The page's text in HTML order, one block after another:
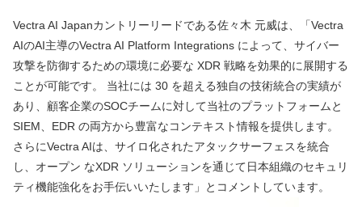
Vectra AI Japanカントリーリードである佐々木 元威は、「Vectra
AIのAI主導のVectra AI Platform Integrations によって、サイバー
攻撃を防御するための環境に必要な XDR 戦略を効果的に展開する
ことが可能です。 当社には 30 を超える独自の技術統合の実績が
あり、顧客企業のSOCチームに対して当社のプラットフォームと
SIEM、EDR の両方から豊富なコンテキスト情報を提供します。
さらにVectra AIは、サイロ化されたアタックサーフェスを統合
し、オープン なXDR ソリューションを通じて日本組織のセキュリ
ティ機能強化をお手伝いいたします」とコメントしています。